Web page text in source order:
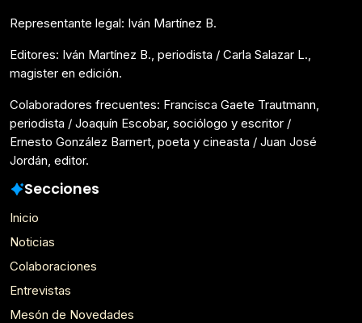
Representante legal: Iván Martínez B.
Editores: Iván Martínez B., periodista / Carla Salazar L.,
magister en edición.
Colaboradores frecuentes: Francisca Gaete Trautmann,
periodista / Joaquín Escobar, sociólogo y escritor /
Ernesto González Barnert, poeta y cineasta / Juan José
Jordán, editor.
Secciones
Inicio
Noticias
Colaboraciones
Entrevistas
Mesón de Novedades